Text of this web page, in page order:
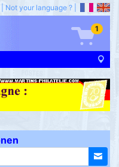
Not your language ?
1